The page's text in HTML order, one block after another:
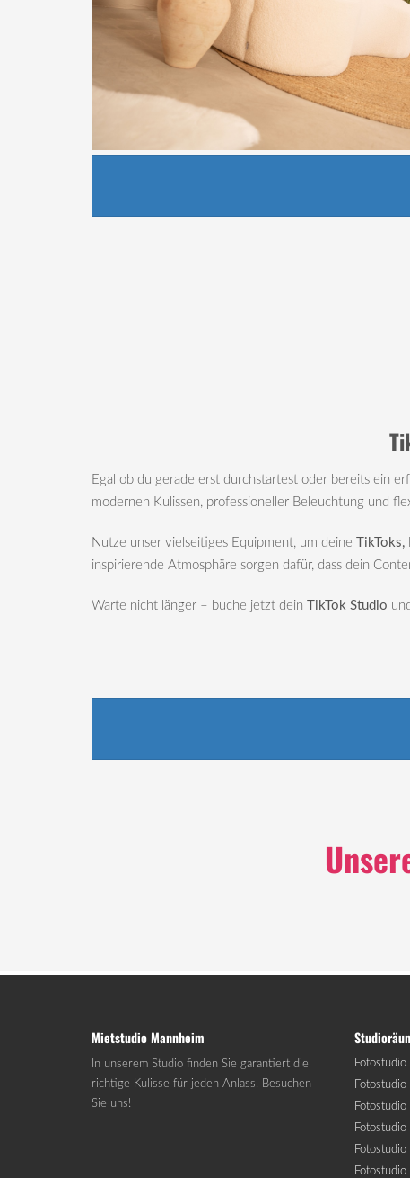
Egal ob du gerade erst durchstartest oder bereits ein
modernen Kulissen, professioneller Beleuchtung und
Nutze unser vielseitiges Equipment, um deine
inspirierende Atmosphäre sorgen dafür, dass dein
Warte nicht länger – buche jetzt dein TikTok Studio
Mietstudio Mannheim
In unserem Studio finden Sie garantiert die
richtige Kulisse für jeden Anlass. Besuchen
Sie uns!